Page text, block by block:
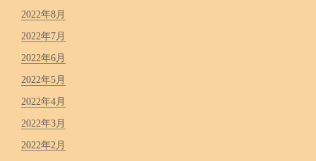
2022年8月
2022年7月
2022年6月
2022年5月
2022年4月
2022年3月
2022年2月